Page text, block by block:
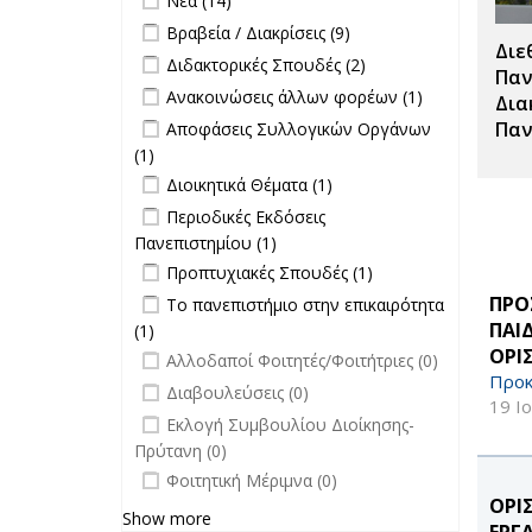
19
Apply Βραβεία / Διακρίσεις filter
Βραβεία / Διακρίσεις (9)
Διακρίσεις
filter
Apply Διδακτορικές Σπουδές filter
Διδακτορικές Σπουδές (2)
Σπουδές
filter
Apply Ανακοινώσεις άλλων φορέων
filter
Ανακοινώσεις άλλων φορέων (1)
Ανακοινώσεις
άλλων
Apply Αποφάσεις Συλλογικών
Οργάνων filter
Αποφάσεις Συλλογικών Οργάνων
(1)
Οργάνων filter
Apply Διοικητικά Θέματα filter
Διοικητικά Θέματα (1)
Apply Περιοδικές Εκδόσεις
Πανεπιστημίου filter
Περιοδικές Εκδόσεις
Πανεπιστημίου (1)
Εκδόσεις
Πανεπιστημίου filter
Apply Προπτυχιακές Σπουδές filter
Προπτυχιακές Σπουδές (1)
Σπουδές filter
Apply Το πανεπιστήμιο στην
επικαιρότητα filter
Το πανεπιστήμιο στην επικαιρότητα
(1)
επικαιρότητα filter
undefined
Αλλοδαποί Φοιτητές/Φοιτήτριες (0)
undefined
Διαβουλεύσεις (0)
undefined
Εκλογή Συμβουλίου Διοίκησης-
Πρύτανη (0)
undefined
Φοιτητική Μέριμνα (0)
Show more